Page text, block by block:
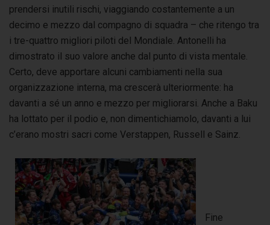
prendersi inutili rischi, viaggiando costantemente a un
decimo e mezzo dal compagno di squadra – che ritengo tra
i tre-quattro migliori piloti del Mondiale. Antonelli ha
dimostrato il suo valore anche dal punto di vista mentale.
Certo, deve apportare alcuni cambiamenti nella sua
organizzazione interna, ma crescerà ulteriormente: ha
davanti a sé un anno e mezzo per migliorarsi. Anche a Baku
ha lottato per il podio e, non dimentichiamolo, davanti a lui
c’erano mostri sacri come Verstappen, Russell e Sainz.
Fine